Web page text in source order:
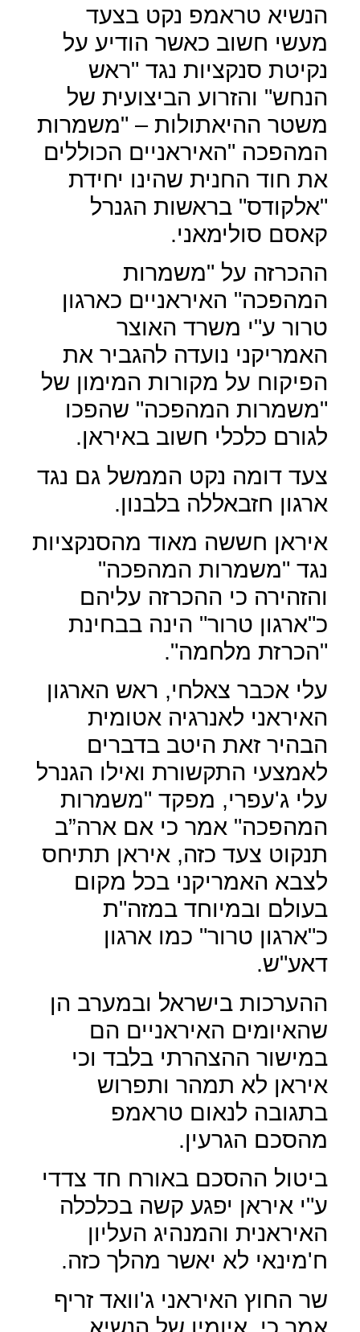
הנשיא טראמפ נקט בצעד
מעשי חשוב כאשר הודיע על
נקיטת סנקציות נגד "ראש
הנחש" והזרוע הביצועית של
משטר ההיאתולות – "משמרות
המהפכה "האיראניים הכוללים
את חוד החנית שהינו יחידת
"אלקודס" בראשות הגנרל
קאסם סולימאני.
ההכרזה על "משמרות
המהפכה" האיראניים כארגון
טרור ע"י משרד האוצר
האמריקני נועדה להגביר את
הפיקוח על מקורות המימון של
"משמרות המהפכה" שהפכו
לגורם כלכלי חשוב באיראן.
צעד דומה נקט הממשל גם נגד
ארגון חזבאללה בלבנון.
איראן חששה מאוד מהסנקציות
נגד "משמרות המהפכה"
והזהירה כי ההכרזה עליהם
כ"ארגון טרור" הינה בבחינת
"הכרזת מלחמה".
עלי אכבר צאלחי, ראש הארגון
האיראני לאנרגיה אטומית
הבהיר זאת היטב בדברים
לאמצעי התקשורת ואילו הגנרל
עלי ג'עפרי, מפקד "משמרות
המהפכה" אמר כי אם ארה”ב
תנקוט צעד כזה, איראן תתיחס
לצבא האמריקני בכל מקום
בעולם ובמיוחד במזה"ת
כ"ארגון טרור" כמו ארגון
דאע"ש.
ההערכות בישראל ובמערב הן
שהאיומים האיראניים הם
במישור ההצהרתי בלבד וכי
איראן לא תמהר ותפרוש
בתגובה לנאום טראמפ
מהסכם הגרעין.
ביטול ההסכם באורח חד צדדי
ע"י איראן יפגע קשה בכלכלה
האיראנית והמנהיג העליון
ח'מינאי לא יאשר מהלך כזה.
שר החוץ האיראני ג'וואד זריף
אמר כי איומיו של הנשיא